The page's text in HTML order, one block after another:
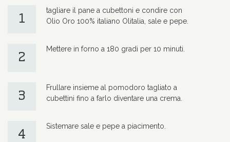
1
tagliare il pane a cubettoni e condire con
Olio Oro 100% italiano Olitalia, sale e pepe.
2
Mettere in forno a 180 gradi per 10 minuti.
3
Frullare insieme al pomodoro tagliato a
cubettini fino a farlo diventare una crema.
4
Sistemare sale e pepe a piacimento.